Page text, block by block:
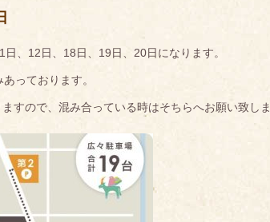
日、12日、18日、19日、20日になります。
っております。
すので、混み合っている時はそちらへお願い致し